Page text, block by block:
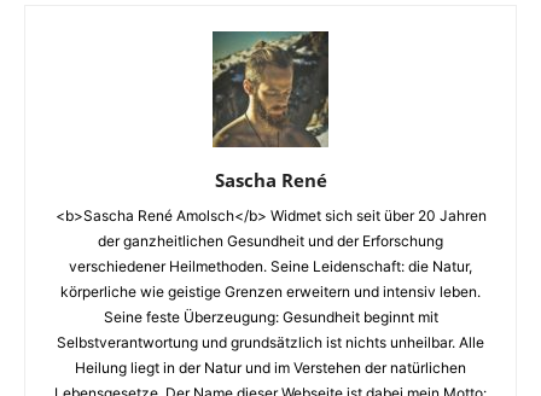
Sascha René
<b>Sascha René Amolsch</b> Widmet sich seit über 20 Jahren
der ganzheitlichen Gesundheit und der Erforschung
verschiedener Heilmethoden. Seine Leidenschaft: die Natur,
körperliche wie geistige Grenzen erweitern und intensiv leben.
Seine feste Überzeugung: Gesundheit beginnt mit
Selbstverantwortung und grundsätzlich ist nichts unheilbar. Alle
Heilung liegt in der Natur und im Verstehen der natürlichen